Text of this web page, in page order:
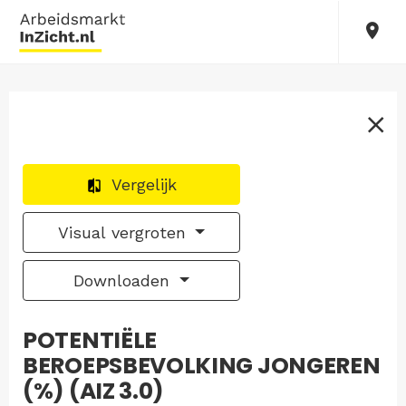
Vergelijk
Visual vergroten
Downloaden
POTENTIËLE
BEROEPSBEVOLKING JONGEREN
(%) (AIZ 3.0)